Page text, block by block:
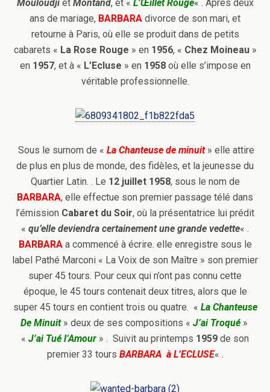
Mouloudjiet Montand, et « L’Œillet Rouge« . Après deux
ans de mariage, BARBARA divorce de son mari, et
retourne à Paris, où elle se produit dans de petits
cabarets « La Rose Rouge » en 1956, « Chez Moineau»
en 1957, et à « L’Ecluse » en 1958où elle s’impose en
véritable professionnelle.
Sous le surnom de « La Chanteuse de minuit» elle attire
de plus en plus de monde, des fidèles, et la jeunesse du
Quartier Latin. . Le 12 juillet 1958, sous le nom de
BARBARA, elle effectue son premier passage télé dans
l’émission Cabaret du Soir, où la présentatrice lui prédit
« qu’elle deviendra certainement une grande vedette« .
BARBARAa commencé à écrire. elle enregistre sous le
label Pathé Marconi « La Voix de son Maître » son premier
super 45 tours. Pour ceux qui n’ont pas connu cette
époque, le 45 tours contenait deux titres, alors que le
super 45 tours en contient trois ou quatre. « La Chanteuse
De Minuit» deux de ses compositions « J’ai Troqué»
« J’ai Tué l’Amour » . Suivit au printemps 1959 de son
premier 33 tours BARBARA à L’ECLUSE« .